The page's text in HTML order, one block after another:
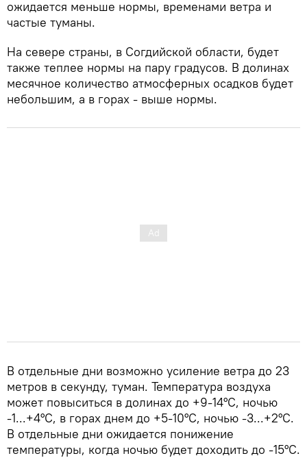
ожидается меньше нормы, временами ветра и
частые туманы.
На севере страны, в Согдийской области, будет
также теплее нормы на пару градусов. В долинах
месячное количество атмосферных осадков будет
небольшим, а в горах - выше нормы.
В отдельные дни возможно усиление ветра до 23
метров в секунду, туман. Температура воздуха
может повыситься в долинах до +9-14°C, ночью
-1...+4°C, в горах днем до +5-10°C, ночью -3...+2°C.
В отдельные дни ожидается понижение
температуры, когда ночью будет доходить до -15°C.